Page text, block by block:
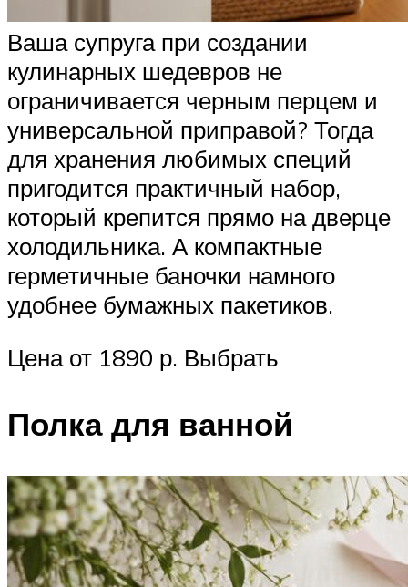
Ваша супруга при создании
кулинарных шедевров не
ограничивается черным перцем и
универсальной приправой? Тогда
для хранения любимых специй
пригодится практичный набор,
который крепится прямо на дверце
холодильника. А компактные
герметичные баночки намного
удобнее бумажных пакетиков.
Цена от 1890 р. Выбрать
Полка для ванной